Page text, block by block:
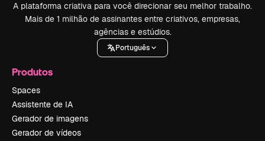
A plataforma criativa para você direcionar seu melhor trabalho.
Mais de 1 milhão de assinantes entre criativos, empresas,
agências e estúdios.
Português
Produtos
Spaces
Assistente de IA
Gerador de imagens
Gerador de vídeos